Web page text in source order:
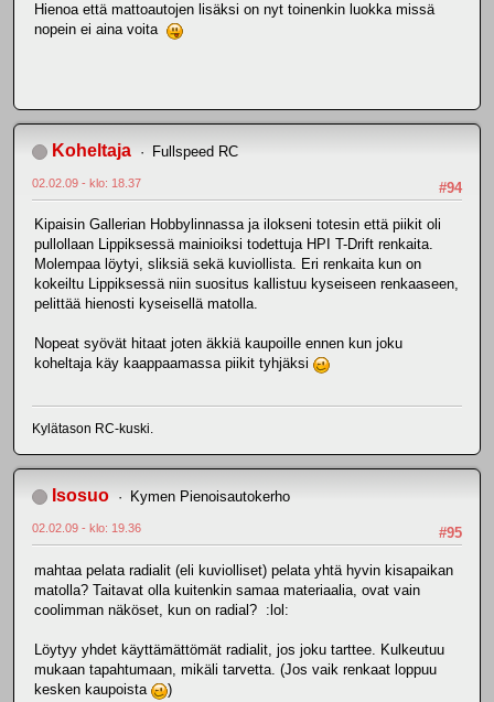
Hienoa että mattoautojen lisäksi on nyt toinenkin luokka missä
nopein ei aina voita
Koheltaja Fullspeed RC
#94
02.02.09 - klo: 18.37
Kipaisin Gallerian Hobbylinnassa ja ilokseni totesin että piikit oli
pullollaan Lippiksessä mainioiksi todettuja HPI T-Drift renkaita.
Molempaa löytyi, sliksiä sekä kuviollista. Eri renkaita kun on
kokeiltu Lippiksessä niin suositus kallistuu kyseiseen renkaaseen,
pelittää hienosti kyseisellä matolla.
Nopeat syövät hitaat joten äkkiä kaupoille ennen kun joku
koheltaja käy kaappaamassa piikit tyhjäksi
Kylätason RC-kuski.
Isosuo Kymen Pienoisautokerho
#95
02.02.09 - klo: 19.36
mahtaa pelata radialit (eli kuviolliset) pelata yhtä hyvin kisapaikan
matolla? Taitavat olla kuitenkin samaa materiaalia, ovat vain
coolimman näköset, kun on radial? :lol:
Löytyy yhdet käyttämättömät radialit, jos joku tarttee. Kulkeutuu
mukaan tapahtumaan, mikäli tarvetta. (Jos vaik renkaat loppuu
kesken kaupoista
)